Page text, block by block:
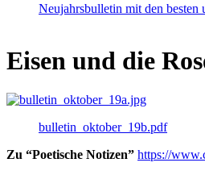
Neujahrsbulletin mit den besten
Eisen und die
bulletin_oktober_19b.pdf
Zu “Poetische Notizen” https://